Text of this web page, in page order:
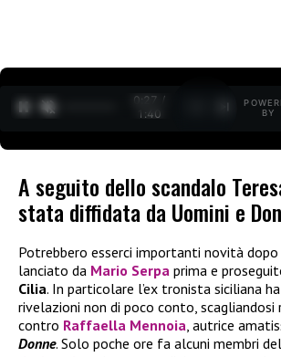
0:27 /
1:40
BY
A seguito dello scandalo
stata diffidata da Uomini e
Potrebbero esserci importanti novità
lanciato da Mario Serpa prima e
Cilia. In particolare l’ex tronista siciliana
rivelazioni non di poco conto,
contro Raffaella Mennoia, autrice
Donne. Solo poche ore fa alcuni membri